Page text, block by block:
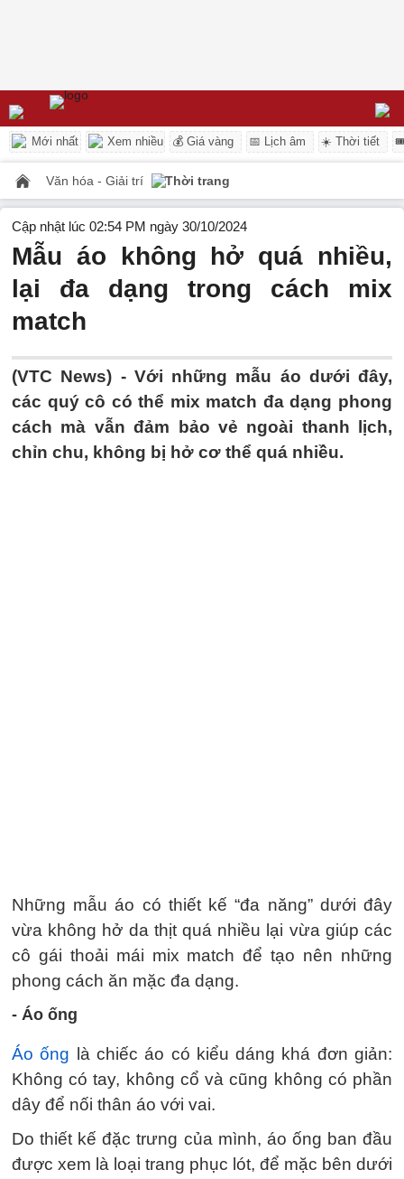
Mới nhất Xem nhiều 💰 Giá vàng 📅 Lịch âm ☀️ Thời tiết
Văn hóa - Giải trí Thời trang
Cập nhật lúc 02:54 PM ngày 30/10/2024
Mẫu áo không hở quá nhiều,
lại đa dạng trong cách mix
match
(VTC News) - Với những mẫu áo dưới đây,
các quý cô có thể mix match đa dạng phong
cách mà vẫn đảm bảo vẻ ngoài thanh lịch,
chỉn chu, không bị hở cơ thể quá nhiều.
Những mẫu áo có thiết kế “đa năng” dưới đây
vừa không hở da thịt quá nhiều lại vừa giúp các
cô gái thoải mái mix match để tạo nên những
phong cách ăn mặc đa dạng.
- Áo ống
Áo ống là chiếc áo có kiểu dáng khá đơn giản:
Không có tay, không cổ và cũng không có phần
dây để nối thân áo với vai.
Do thiết kế đặc trưng của mình, áo ống ban đầu
được xem là loại trang phục lót, để mặc bên dưới